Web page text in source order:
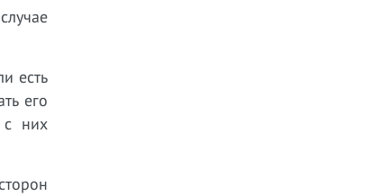
есть
его
с них